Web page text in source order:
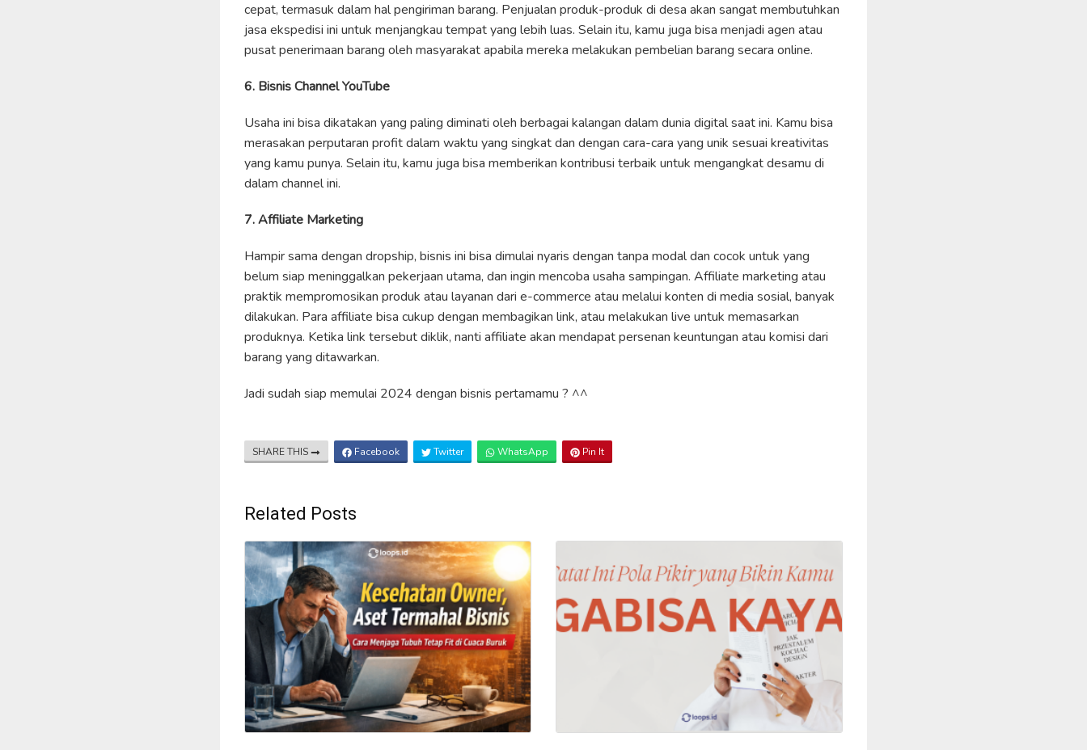
cepat, termasuk dalam hal pengiriman barang. Penjualan produk-produk di desa akan sangat membutuhkan
jasa ekspedisi ini untuk menjangkau tempat yang lebih luas. Selain itu, kamu juga bisa menjadi agen atau
pusat penerimaan barang oleh masyarakat apabila mereka melakukan pembelian barang secara online.
6. Bisnis Channel YouTube
Usaha ini bisa dikatakan yang paling diminati oleh berbagai kalangan dalam dunia digital saat ini. Kamu bisa
merasakan perputaran profit dalam waktu yang singkat dan dengan cara-cara yang unik sesuai kreativitas
yang kamu punya. Selain itu, kamu juga bisa memberikan kontribusi terbaik untuk mengangkat desamu di
dalam channel ini.
7. Affiliate Marketing
Hampir sama dengan dropship, bisnis ini bisa dimulai nyaris dengan tanpa modal dan cocok untuk yang
belum siap meninggalkan pekerjaan utama, dan ingin mencoba usaha sampingan. Affiliate marketing atau
praktik mempromosikan produk atau layanan dari e-commerce atau melalui konten di media sosial, banyak
dilakukan. Para affiliate bisa cukup dengan membagikan link, atau melakukan live untuk memasarkan
produknya. Ketika link tersebut diklik, nanti affiliate akan mendapat persenan keuntungan atau komisi dari
barang yang ditawarkan.
Jadi sudah siap memulai 2024 dengan bisnis pertamamu ? ^^
SHARE THIS Facebook Twitter WhatsApp Pin It
Related Posts